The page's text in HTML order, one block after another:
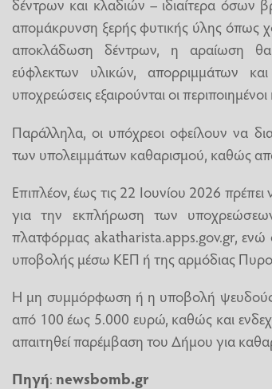
δέντρων και κλαδιών – ιδιαίτερα όσων
απομάκρυνση ξερής φυτικής ύλης όπως
αποκλάδωση δέντρων, η αραίωση
εύφλεκτων υλικών, απορριμμάτων και
υποχρεώσεις εξαιρούνται οι
Παράλληλα, οι υπόχρεοι οφείλουν να
των υπολειμμάτων καθαρισμού, καθώς
Επιπλέον, έως τις 22 Ιουνίου 2026
για την εκπλήρωση των
πλατφόρμας akatharista.apps.gov.gr, ενώ
υποβολής μέσω ΚΕΠ ή της αρμόδιας
Η μη συμμόρφωση ή η υποβολή ψευδούς
από 100 έως 5.000 ευρώ, καθώς και
απαιτηθεί παρέμβαση του Δήμου για
Πηγή:newsbomb.gr